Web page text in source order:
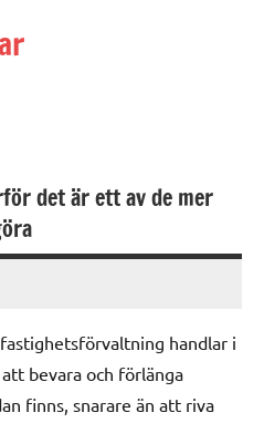
det är ett av de mer
handlar i
bevara och förlänga
finns, snarare än att riva